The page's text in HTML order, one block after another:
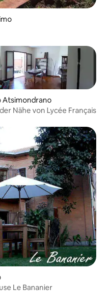
Atsimondrano
Nähe von Lycée Français
Le Bananier